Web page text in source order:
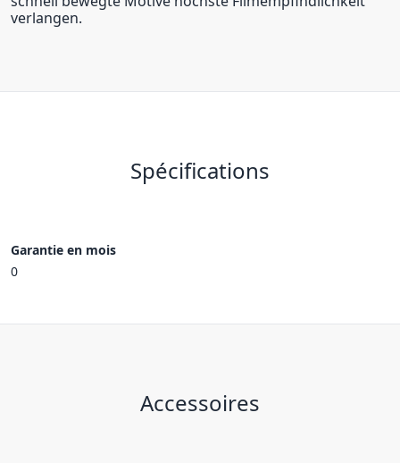
verlangen.
Spécifications
Garantie en mois
0
Accessoires